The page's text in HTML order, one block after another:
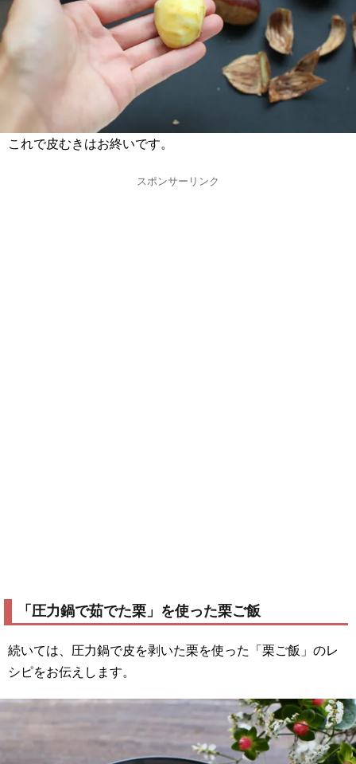
これで皮むきはお終いです。
スポンサーリンク
「圧力鍋で茹でた栗」を使った栗ご飯
続いては、圧力鍋で皮を剥いた栗を使った「栗ご飯」のレ
シピをお伝えします。